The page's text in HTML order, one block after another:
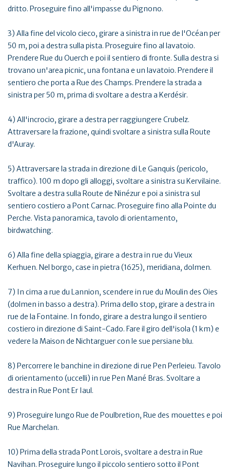
dritto. Proseguire fino all'impasse du Pignono.
3) Alla fine del vicolo cieco, girare a sinistra in rue de l'Océan per
50 m, poi a destra sulla pista. Proseguire fino al lavatoio.
Prendere Rue du Ouerch e poi il sentiero di fronte. Sulla destra si
trovano un'area picnic, una fontana e un lavatoio. Prendere il
sentiero che porta a Rue des Champs. Prendere la strada a
sinistra per 50 m, prima di svoltare a destra a Kerdésir.
4) All'incrocio, girare a destra per raggiungere Crubelz.
Attraversare la frazione, quindi svoltare a sinistra sulla Route
d'Auray.
5) Attraversare la strada in direzione di Le Ganquis (pericolo,
traffico). 100 m dopo gli alloggi, svoltare a sinistra su Kervilaine.
Svoltare a destra sulla Route de Ninézur e poi a sinistra sul
sentiero costiero a Pont Carnac. Proseguire fino alla Pointe du
Perche. Vista panoramica, tavolo di orientamento,
birdwatching.
6) Alla fine della spiaggia, girare a destra in rue du Vieux
Kerhuen. Nel borgo, case in pietra (1625), meridiana, dolmen.
7) In cima a rue du Lannion, scendere in rue du Moulin des Oies
(dolmen in basso a destra). Prima dello stop, girare a destra in
rue de la Fontaine. In fondo, girare a destra lungo il sentiero
costiero in direzione di Saint-Cado. Fare il giro dell'isola (1 km) e
vedere la Maison de Nichtarguer con le sue persiane blu.
8) Percorrere le banchine in direzione di rue Pen Perleieu. Tavolo
di orientamento (uccelli) in rue Pen Mané Bras. Svoltare a
destra in Rue Pont Er Iaul.
9) Proseguire lungo Rue de Poulbretion, Rue des mouettes e poi
Rue Marchelan.
10) Prima della strada Pont Lorois, svoltare a destra in Rue
Navihan. Proseguire lungo il piccolo sentiero sotto il Pont